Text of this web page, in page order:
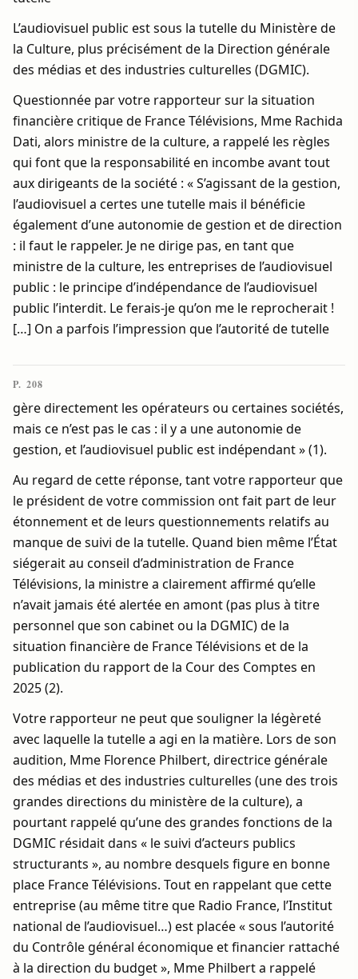
L’audiovisuel public est sous la tutelle du Ministère de
la Culture, plus précisément de la Direction générale
des médias et des industries culturelles (DGMIC).
Questionnée par votre rapporteur sur la situation
financière critique de France Télévisions, Mme Rachida
Dati, alors ministre de la culture, a rappelé les règles
qui font que la responsabilité en incombe avant tout
aux dirigeants de la société : « S’agissant de la gestion,
l’audiovisuel a certes une tutelle mais il bénéficie
également d’une autonomie de gestion et de direction
: il faut le rappeler. Je ne dirige pas, en tant que
ministre de la culture, les entreprises de l’audiovisuel
public : le principe d’indépendance de l’audiovisuel
public l’interdit. Le ferais-je qu’on me le reprocherait !
[…] On a parfois l’impression que l’autorité de tutelle
P. 208
gère directement les opérateurs ou certaines sociétés,
mais ce n’est pas le cas : il y a une autonomie de
gestion, et l’audiovisuel public est indépendant » (1).
Au regard de cette réponse, tant votre rapporteur que
le président de votre commission ont fait part de leur
étonnement et de leurs questionnements relatifs au
manque de suivi de la tutelle. Quand bien même l’État
siégerait au conseil d’administration de France
Télévisions, la ministre a clairement affirmé qu’elle
n’avait jamais été alertée en amont (pas plus à titre
personnel que son cabinet ou la DGMIC) de la
situation financière de France Télévisions et de la
publication du rapport de la Cour des Comptes en
2025 (2).
Votre rapporteur ne peut que souligner la légèreté
avec laquelle la tutelle a agi en la matière. Lors de son
audition, Mme Florence Philbert, directrice générale
des médias et des industries culturelles (une des trois
grandes directions du ministère de la culture), a
pourtant rappelé qu’une des grandes fonctions de la
DGMIC résidait dans « le suivi d’acteurs publics
structurants », au nombre desquels figure en bonne
place France Télévisions. Tout en rappelant que cette
entreprise (au même titre que Radio France, l’Institut
national de l’audiovisuel…) est placée « sous l’autorité
du Contrôle général économique et financier rattaché
à la direction du budget », Mme Philbert a rappelé